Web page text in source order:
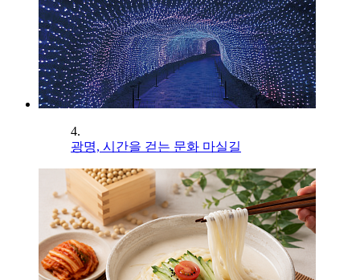
4.
광명, 시간을 걷는 문화 마실길